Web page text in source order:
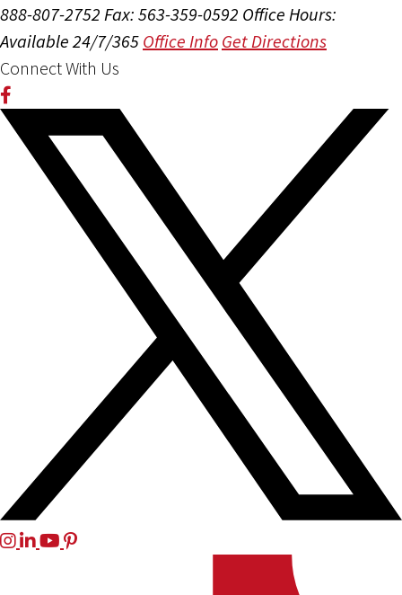
888-807-2752 Fax: 563-359-0592 Office Hours:
Available 24/7/365 Office Info Get Directions
Connect With Us